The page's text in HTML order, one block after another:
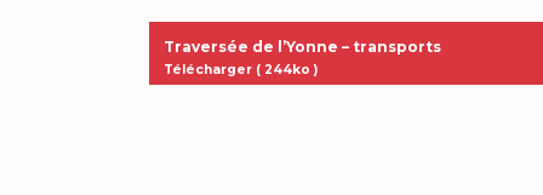
Traversée de l’Yonne – transports
Télécharger ( 244ko )